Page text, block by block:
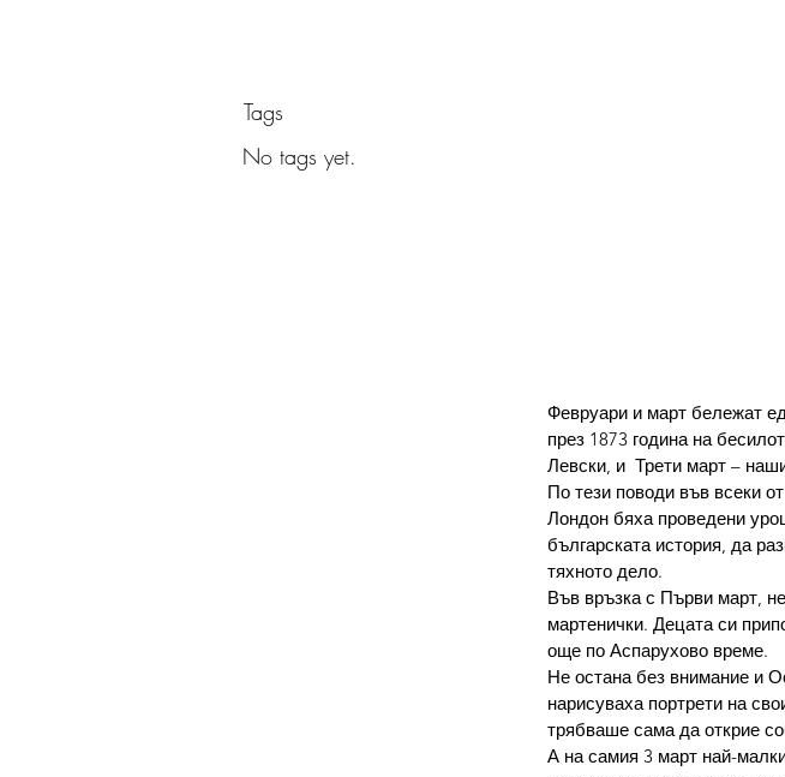
Tags
No tags yet.
Февруари и март бележат
през 1873 година на
Левски, и  Трети март –
По тези поводи във всеки
Лондон бяха проведени
българската история, да
тяхното дело.
Във връзка с Първи март,
мартенички. Децата си
още по Аспарухово време.
Не остана без внимание и
нарисуваха портрети на
трябваше сама да открие
А на самия 3 март най-